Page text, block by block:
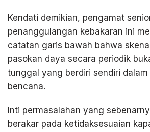
Kendati demikian, pengamat
penanggulangan kebakaran ini
catatan garis bawah bahwa
pasokan daya secara periodik
tunggal yang berdiri sendiri dalam
bencana.
Inti permasalahan yang
berakar pada ketidaksesuaian